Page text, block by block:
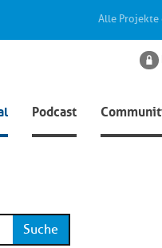
Alle Projekte
Podcast
Suche